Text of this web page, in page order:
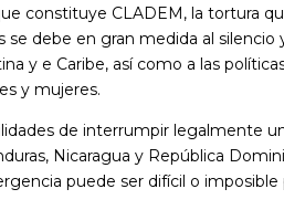
constituye CLADEM, la tortura
se debe en gran medida al silencio
y e Caribe, así como a las
y mujeres.
de interrumpir legalmente
Nicaragua y República
puede ser difícil o imposible